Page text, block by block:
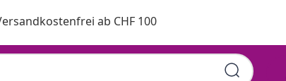
ab CHF 100